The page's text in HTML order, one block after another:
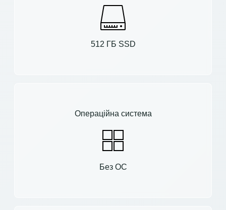
512 ГБ SSD
Операційна система
Без ОС